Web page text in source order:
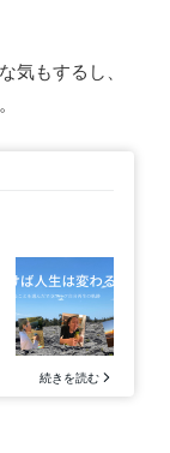
気もするし、